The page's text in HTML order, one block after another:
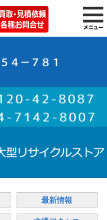
最新情報